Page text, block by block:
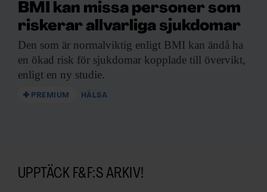
BMI kan missa personer som
riskerar allvarliga sjukdomar
Den som är normalviktig enligt BMI kan ändå ha
en ökad risk för sjukdomar kopplade till övervikt,
enligt en ny studie.
PREMIUM HÄLSA
UPPTÄCK F&F:S ARKIV!